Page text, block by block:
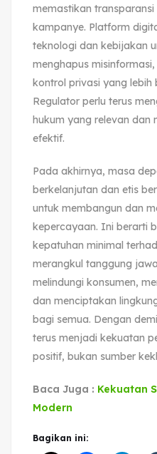
memastikan
kampanye. Platform
teknologi dan kebijakan
menghapus
kontrol privasi yang lebih
Regulator perlu terus
hukum yang relevan dan
efektif.
Pada akhirnya, masa
berkelanjutan dan etis
untuk membangun dan
kepercayaan. Ini berarti
kepatuhan minimal
merangkul tanggung
melindungi konsumen,
dan menciptakan
bagi semua. Dengan
terus menjadi kekuatan
positif, bukan sumber
Baca Juga : Kekuatan
Modern
Bagikan ini: